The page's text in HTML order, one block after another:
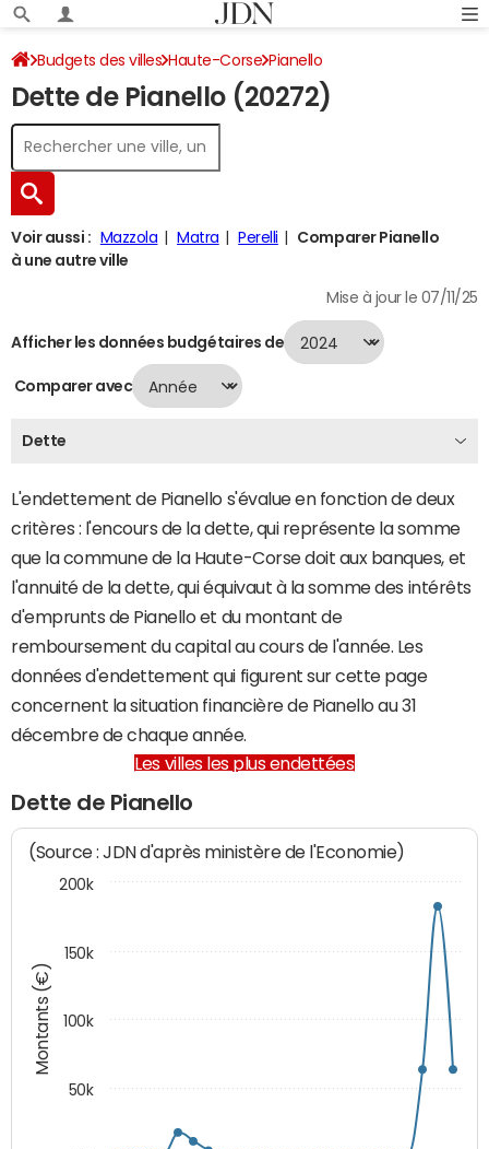
Budgets des villes Haute-Corse Pianello
Dette au 31/12/2024
Dette de Pianello (20272)
Voir aussi : Mazzola Matra Perelli
Comparer Pianello
à une autre ville
Mise à jour le 07/11/25
Afficher les données budgétaires de
Comparer avec
Dette
L'endettement de Pianello s'évalue en fonction de deux
critères : l'encours de la dette, qui représente la somme
que la commune de la Haute-Corse doit aux banques, et
l'annuité de la dette, qui équivaut à la somme des intérêts
d'emprunts de Pianello et du montant de
remboursement du capital au cours de l'année. Les
données d'endettement qui figurent sur cette page
concernent la situation financière de Pianello au 31
décembre de chaque année.
Les villes les plus endettées
Dette de Pianello
Montants (€)
(Source : JDN d'après ministère de l'Economie)
50k
100k
150k
200k